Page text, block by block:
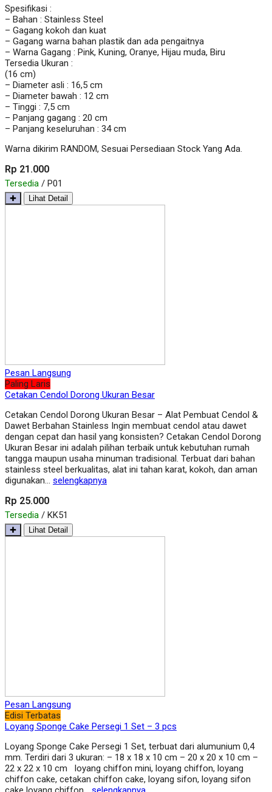
Spesifikasi :
– Bahan : Stainless Steel
– Gagang kokoh dan kuat
– Gagang warna bahan plastik dan ada pengaitnya
– Warna Gagang : Pink, Kuning, Oranye, Hijau muda, Biru
Tersedia Ukuran :
(16 cm)
– Diameter asli : 16,5 cm
– Diameter bawah : 12 cm
– Tinggi : 7,5 cm
– Panjang gagang : 20 cm
– Panjang keseluruhan : 34 cm
Warna dikirim RANDOM, Sesuai Persediaan Stock Yang Ada.
Rp 21.000
Tersedia / P01
✚ Lihat Detail
Pesan Langsung
Paling Laris
Cetakan Cendol Dorong Ukuran Besar
Cetakan Cendol Dorong Ukuran Besar – Alat Pembuat Cendol &
Dawet Berbahan Stainless Ingin membuat cendol atau dawet
dengan cepat dan hasil yang konsisten? Cetakan Cendol Dorong
Ukuran Besar ini adalah pilihan terbaik untuk kebutuhan rumah
tangga maupun usaha minuman tradisional. Terbuat dari bahan
stainless steel berkualitas, alat ini tahan karat, kokoh, dan aman
digunakan… selengkapnya
Rp 25.000
Tersedia / KK51
✚ Lihat Detail
Pesan Langsung
Edisi Terbatas
Loyang Sponge Cake Persegi 1 Set – 3 pcs
Loyang Sponge Cake Persegi 1 Set, terbuat dari alumunium 0,4
mm. Terdiri dari 3 ukuran: – 18 x 18 x 10 cm – 20 x 20 x 10 cm –
22 x 22 x 10 cm loyang chiffon mini, loyang chiffon, loyang
chiffon cake, cetakan chiffon cake, loyang sifon, loyang sifon